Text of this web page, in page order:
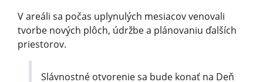
V areáli sa počas uplynulých mesiacov venovali
tvorbe nových plôch, údržbe a plánovaniu ďalších
priestorov.
Slávnostné otvorenie sa bude konať na Deň